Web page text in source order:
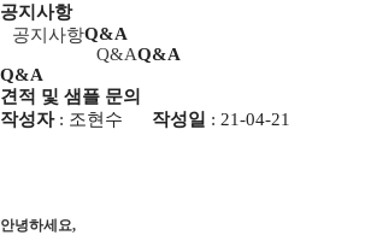
공지사항
공지사항Q&A
Q&AQ&A
Q&A
견적 및 샘플 문의
작성자: 조현수 작성일 : 21-04-21
안녕하세요,